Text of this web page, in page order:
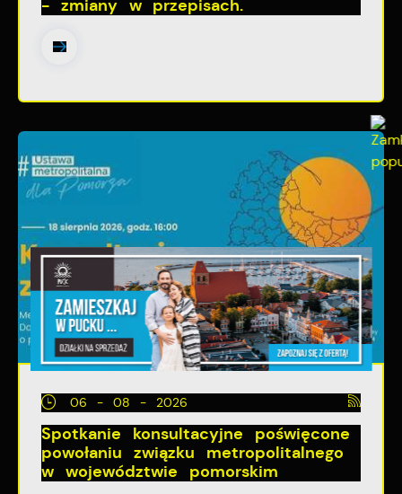
- zmiany w przepisach.
06 - 08 - 2026
Spotkanie konsultacyjne poświęcone
powołaniu związku metropolitalnego
w województwie pomorskim